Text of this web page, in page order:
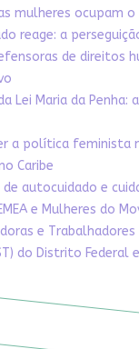
mulheres ocupam o
reage: a
de direitos
Lei Maria da Penha:
a política feminista
Caribe
de autocuidado e
e Mulheres do
e Trabalhadores
do Distrito Federal